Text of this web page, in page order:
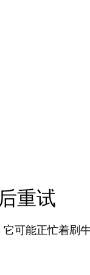
重试
可能正忙着刷